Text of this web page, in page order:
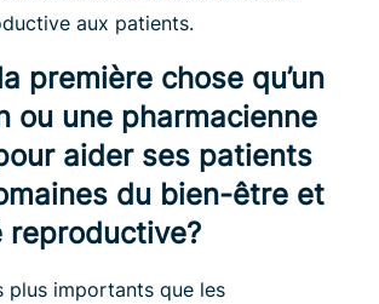
aux patients.
première chose qu’un
ou une pharmacienne
aider ses patients
du bien-être et
reproductive?
plus importants que les